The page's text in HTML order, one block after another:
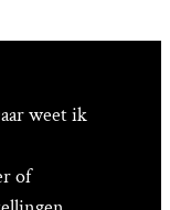
weet ik
of